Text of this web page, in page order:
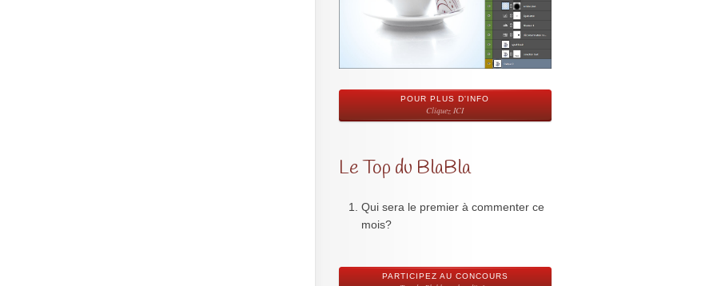
POUR PLUS D'INFO
Cliquez ICI
Le Top du BlaBla
Qui sera le premier à commenter ce
mois?
PARTICIPEZ AU CONCOURS